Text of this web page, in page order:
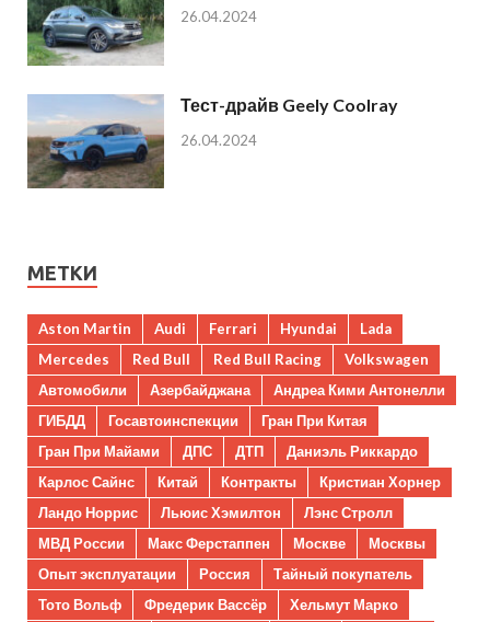
26.04.2024
Тест-драйв Geely Coolray
26.04.2024
МЕТКИ
Aston Martin Audi Ferrari Hyundai
Lada
Mercedes
Red Bull Red Bull Racing
Volkswagen
Автомобили
Азербайджана
Андреа Кими Антонелли
ГИБДД
Госавтоинспекции
Гран При Китая
Гран При Майами
ДПС ДТП
Даниэль Риккардо
Карлос Сайнс
Китай Контракты
Кристиан Хорнер
Ландо Норрис
Льюис Хэмилтон
Лэнс Стролл
МВД России
Макс Ферстаппен Москве
Москвы
Опыт эксплуатации
Россия
Тайный покупатель
Тото Вольф
Фредерик Вассёр
Хельмут Марко